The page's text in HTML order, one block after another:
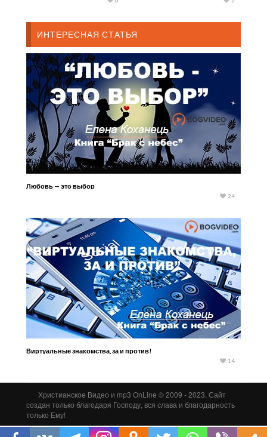
ИНТЕРЕСНАЯ СТАТЬЯ
Любовь — это выбор
24
Виртуальные знакомства, за и против!
14
Христианское Видео и mp3 OnLine © 2009 - 2023. Сайт
создан только благодаря Господу, вся слава и благодарность
только Ему!